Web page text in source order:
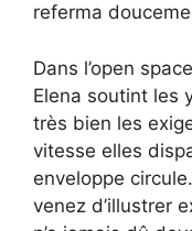
referma
Dans l’open
Elena soutint les
très bien les
vitesse elles
enveloppe
venez d’illustrer